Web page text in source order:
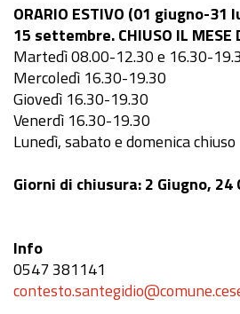
ORARIO ESTIVO (01 giugno-
15 settembre. CHIUSO IL MESE
Martedì 08.00-12.30 e 16.30-
Mercoledì 16.30-19.30
Giovedì 16.30-19.30
Venerdì 16.30-19.30
Lunedì, sabato e domenica chiuso
Giorni di chiusura: 2 Giugno, 24
Info
0547 381141